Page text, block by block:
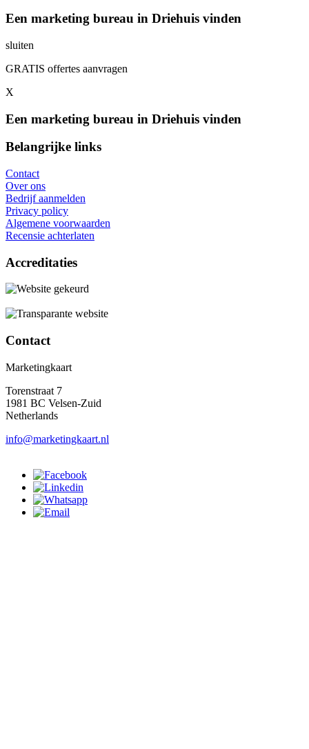
Een marketing bureau in Driehuis vinden
sluiten
GRATIS offertes aanvragen
X
Een marketing bureau in Driehuis vinden
Belangrijke links
Contact
Over ons
Bedrijf aanmelden
Privacy policy
Algemene voorwaarden
Recensie achterlaten
Accreditaties
Contact
Marketingkaart
Torenstraat 7
1981 BC Velsen-Zuid
Netherlands
info@marketingkaart.nl